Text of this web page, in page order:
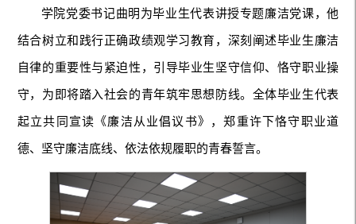
学院党委书记曲明为毕业生代表讲授专题廉洁党课，他
结合树立和践行正确政绩观学习教育，深刻阐述毕业生廉洁
自律的重要性与紧迫性，引导毕业生坚守信仰、恪守职业操
守，为即将踏入社会的青年筑牢思想防线。全体毕业生代表
起立共同宣读《廉洁从业倡议书》，郑重许下恪守职业道
德、坚守廉洁底线、依法依规履职的青春誓言。